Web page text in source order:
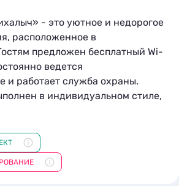
- это уютное и недорогое
расположенное в
предложен бесплатный Wi-
ведется
и работает служба охраны.
в индивидуальном стиле,
и оборудованными ванными
Неподалеку находятся
транспорта и парковки